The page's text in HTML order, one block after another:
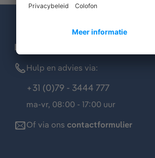
Dräger klantenservice
Hulp en advies via:
+31 (0)79 - 3444 777
ma-vr, 08:00 - 17:00 uur
Of via ons contactformulier